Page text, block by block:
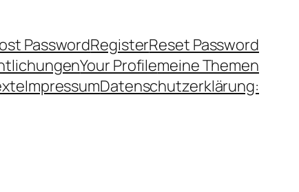
PasswordRegisterReset Password
Your Profilemeine Themen
ImpressumDatenschutzerklärung: